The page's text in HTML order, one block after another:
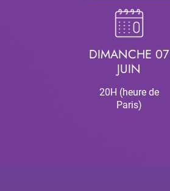
DIMANCHE 07
JUIN
20H (heure de
Paris)